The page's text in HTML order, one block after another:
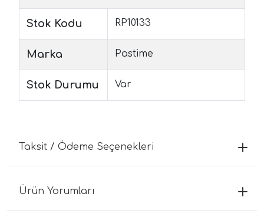
Stok Kodu RP10133
Marka Pastime
Stok Durumu Var
Taksit / Ödeme Seçenekleri
Ürün Yorumları